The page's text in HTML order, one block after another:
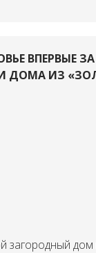
ВПЕРВЫЕ
ДОМА ИЗ
загородный